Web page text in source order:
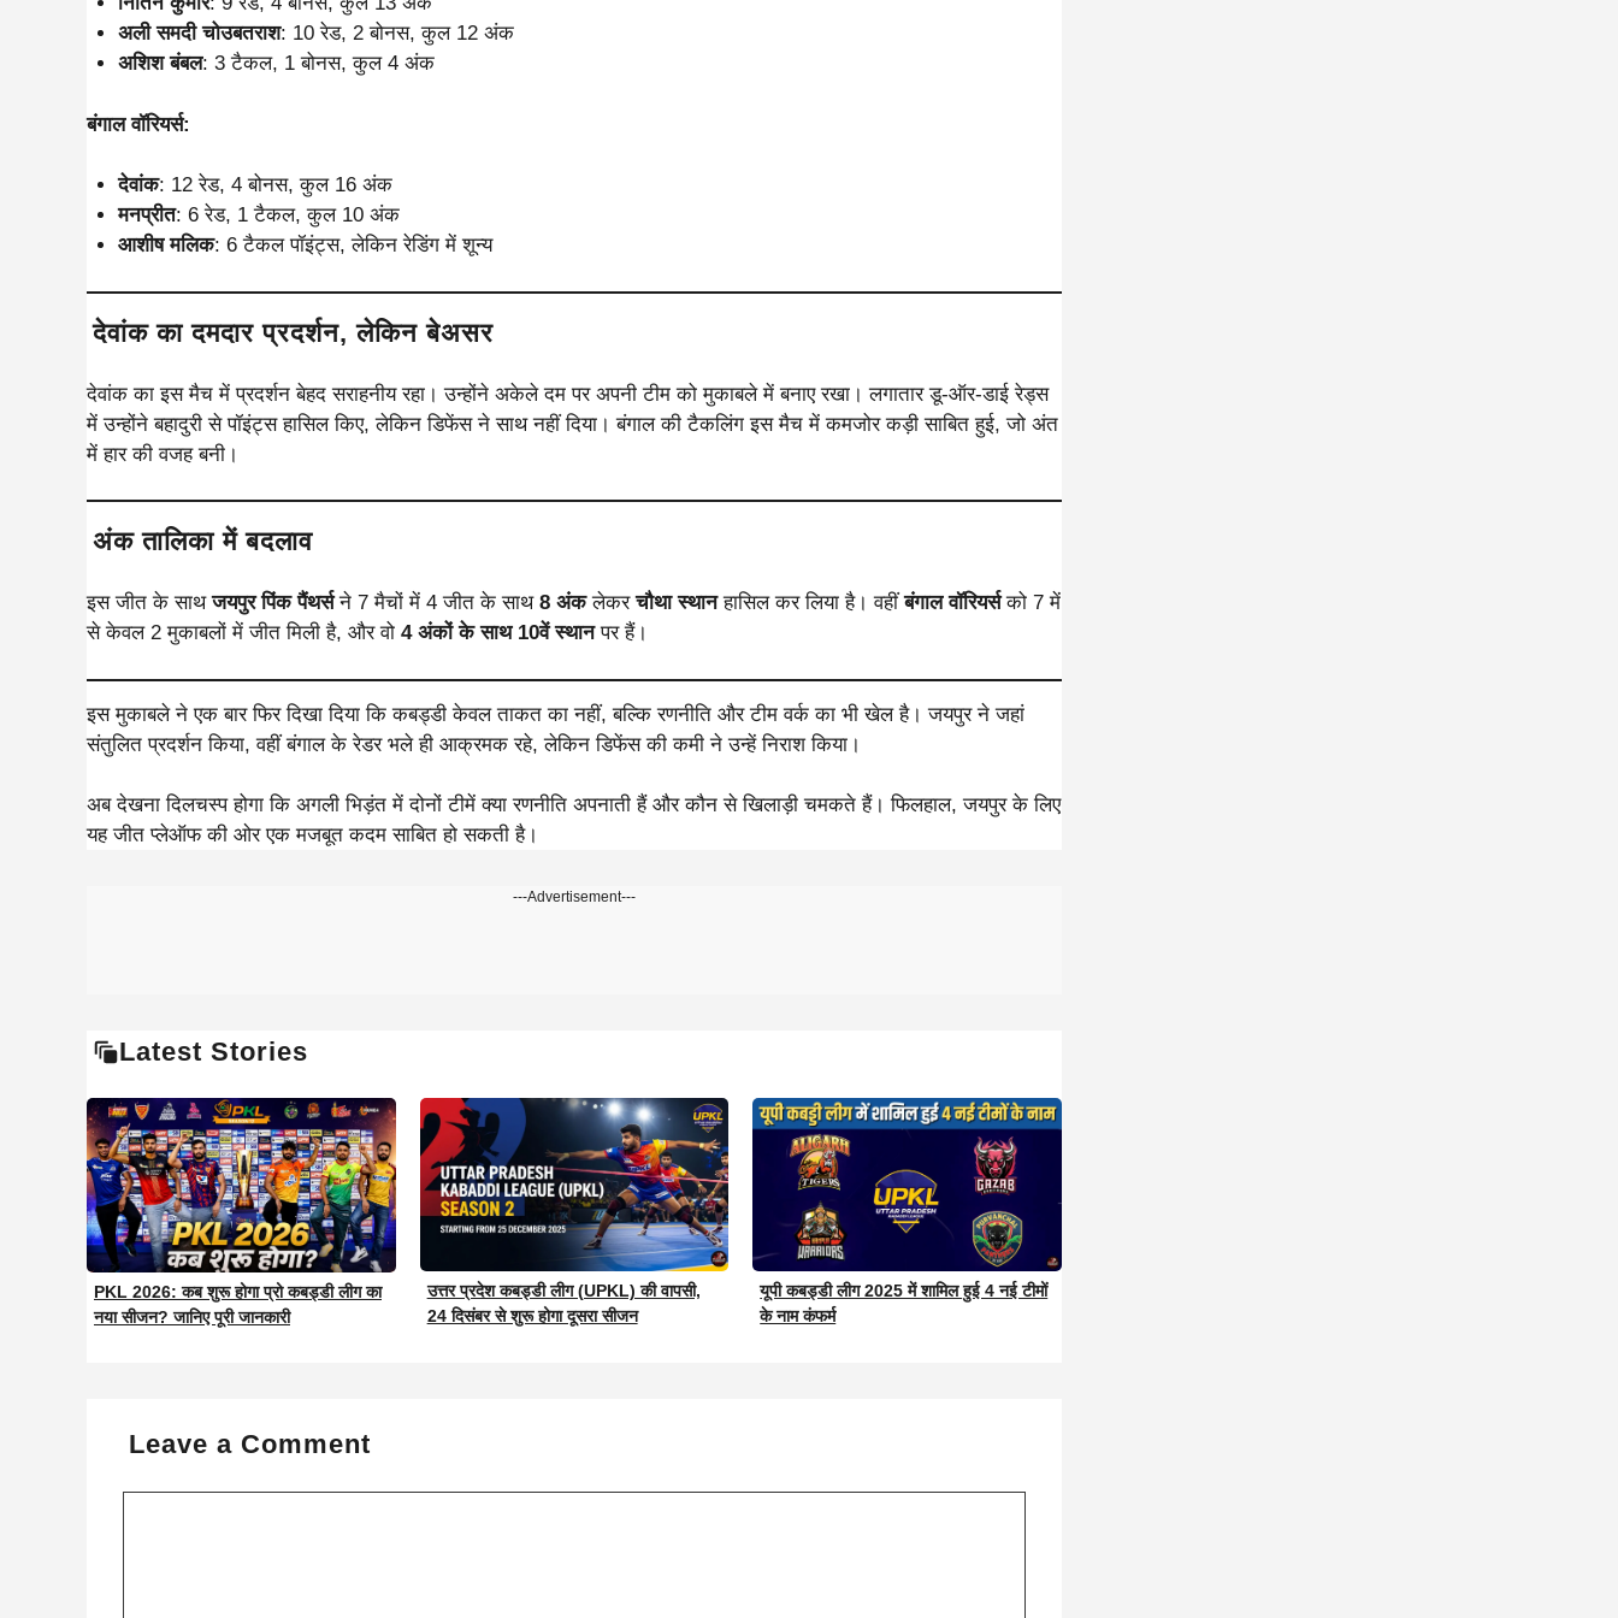
अली समदी चोउबतराश: 10 रेड, 2 बोनस, कुल 12 अंक
अशिश बंबल: 3 टैकल, 1 बोनस, कुल 4 अंक
बंगाल वॉरियर्स:
देवांक: 12 रेड, 4 बोनस, कुल 16 अंक
मनप्रीत: 6 रेड, 1 टैकल, कुल 10 अंक
आशीष मलिक: 6 टैकल पॉइंट्स, लेकिन रेडिंग में शून्य
देवांक का दमदार प्रदर्शन, लेकिन बेअसर
देवांक का इस मैच में प्रदर्शन बेहद सराहनीय रहा। उन्होंने अकेले दम पर अपनी टीम को मुकाबले में बनाए रखा। लगातार डू-ऑर-डाई रेड्स
में उन्होंने बहादुरी से पॉइंट्स हासिल किए, लेकिन डिफेंस ने साथ नहीं दिया। बंगाल की टैकलिंग इस मैच में कमजोर कड़ी साबित हुई, जो अंत
में हार की वजह बनी।
अंक तालिका में बदलाव
इस जीत के साथजयपुर पिंक पैंथर्सने 7 मैचों में 4 जीत के साथ 8 अंकलेकरचौथा स्थानहासिल कर लिया है। वहींबंगाल वॉरियर्सको 7 में
से केवल 2 मुकाबलों में जीत मिली है, और वो 4 अंकों के साथ 10वें स्थानपर हैं।
इस मुकाबले ने एक बार फिर दिखा दिया कि कबड्डी केवल ताकत का नहीं, बल्कि रणनीति और टीम वर्क का भी खेल है। जयपुर ने जहां
संतुलित प्रदर्शन किया, वहीं बंगाल के रेडर भले ही आक्रमक रहे, लेकिन डिफेंस की कमी ने उन्हें निराश किया।
अब देखना दिलचस्प होगा कि अगली भिड़ंत में दोनों टीमें क्या रणनीति अपनाती हैं और कौन से खिलाड़ी चमकते हैं। फिलहाल, जयपुर के लिए
यह जीत प्लेऑफ की ओर एक मजबूत कदम साबित हो सकती है।
---Advertisement---
Latest Stories
PKL 2026: कब शुरू होगा प्रो कबड्डी लीग का
नया सीजन? जानिए पूरी जानकारी
उत्तर प्रदेश कबड्डी लीग (UPKL) की वापसी,
24 दिसंबर से शुरू होगा दूसरा सीजन
यूपी कबड्डी लीग 2025 में शामिल हुई 4 नई टीमों
के नाम कंफर्म
Leave a Comment